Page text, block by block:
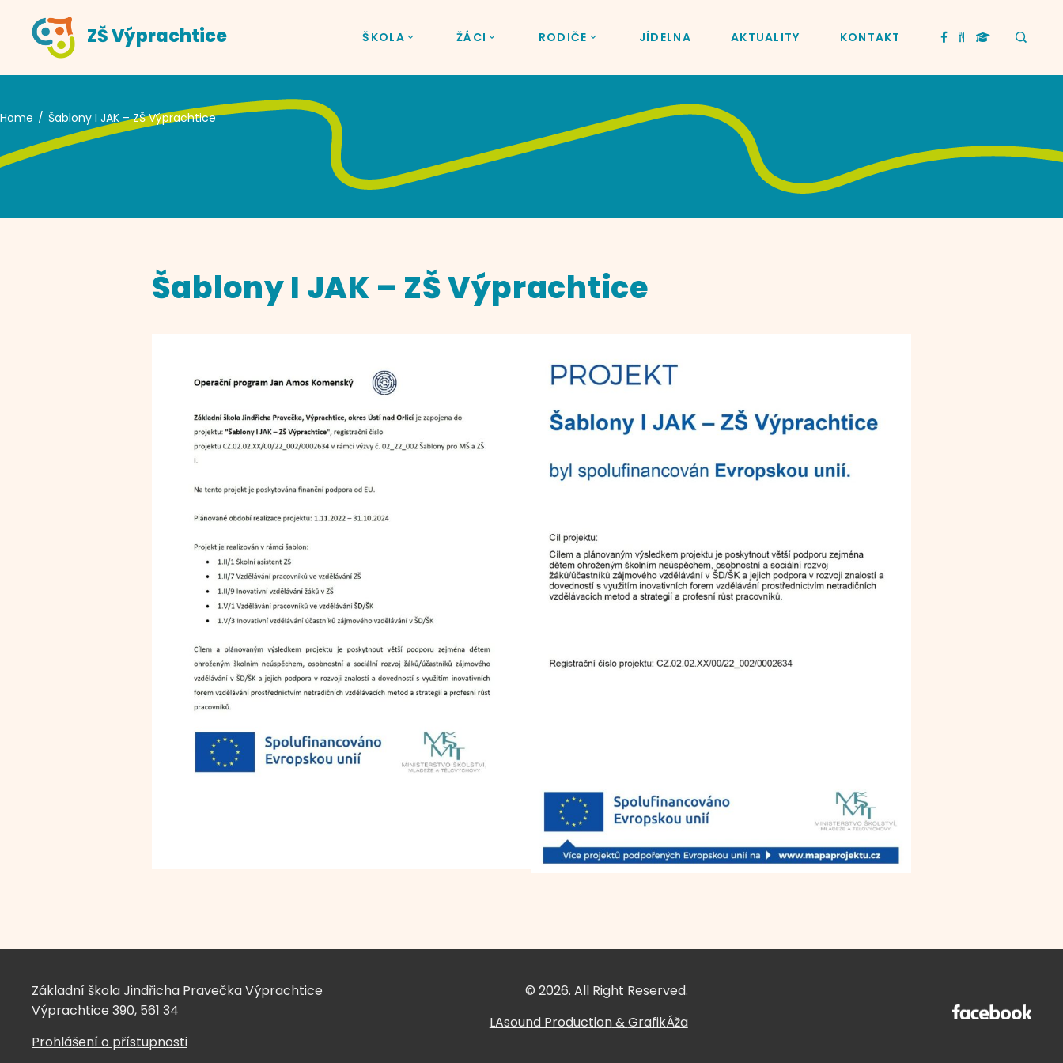
content
ZŠ Výprachtice ŠKOLA ŽÁCI RODIČE JÍDELNA AKTUALITY KONTAKT
Home Šablony I JAK – ZŠ Výprachtice
Šablony I JAK – ZŠ Výprachtice
Základní škola Jindřicha Pravečka Výprachtice
Výprachtice 390, 561 34
Prohlášení o přístupnosti
© 2026. All Right Reserved.
LAsound Production&GrafikÁža